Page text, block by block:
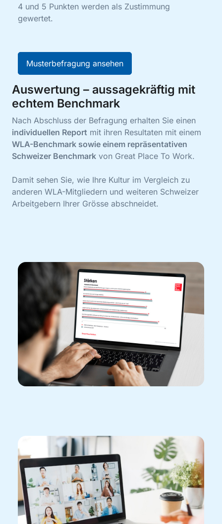
4 und 5 Punkten werden als Zustimmung
gewertet.
Musterbefragung ansehen
Auswertung – aussagekräftig mit
echtem Benchmark
Nach Abschluss der Befragung erhalten Sie einen
individuellen Report mit ihren Resultaten mit einem
WLA-Benchmark sowie einem repräsentativen
Schweizer Benchmark von Great Place To Work.
Damit sehen Sie, wie Ihre Kultur im Vergleich zu
anderen WLA-Mitgliedern und weiteren Schweizer
Arbeitgebern Ihrer Grösse abschneidet.